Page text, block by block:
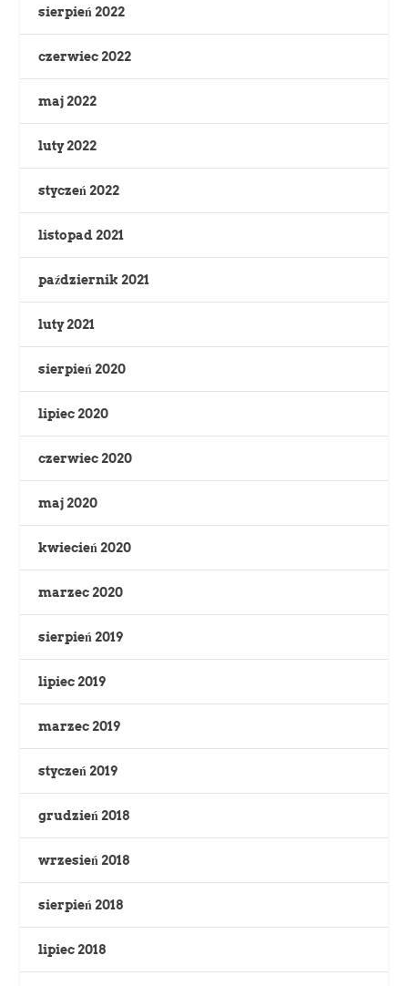
sierpień 2022
czerwiec 2022
maj 2022
luty 2022
styczeń 2022
listopad 2021
październik 2021
luty 2021
sierpień 2020
lipiec 2020
czerwiec 2020
maj 2020
kwiecień 2020
marzec 2020
sierpień 2019
lipiec 2019
marzec 2019
styczeń 2019
grudzień 2018
wrzesień 2018
sierpień 2018
lipiec 2018